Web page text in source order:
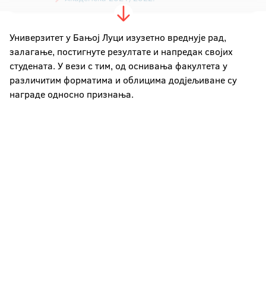
Академска 2020/2021.
Академска 2019/2020.
Академска 2018/2019.
Универзитет у Бањој Луци изузетно вреднује рад,
залагање, постигнуте резултате и напредак својих
студената. У вези с тим, од оснивања факултета у
различитим форматима и облицима додјељиване су
награде односно признања.